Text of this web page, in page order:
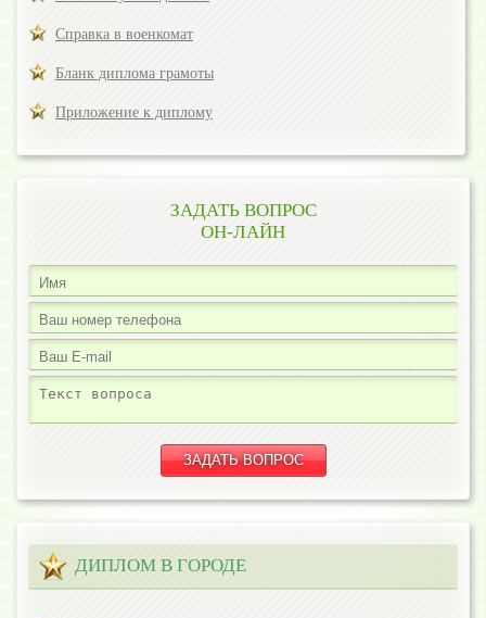
Справка в военкомат
Бланк диплома грамоты
Приложение к диплому
ЗАДАТЬ ВОПРОС
ОН-ЛАЙН
ДИПЛОМ В ГОРОДЕ